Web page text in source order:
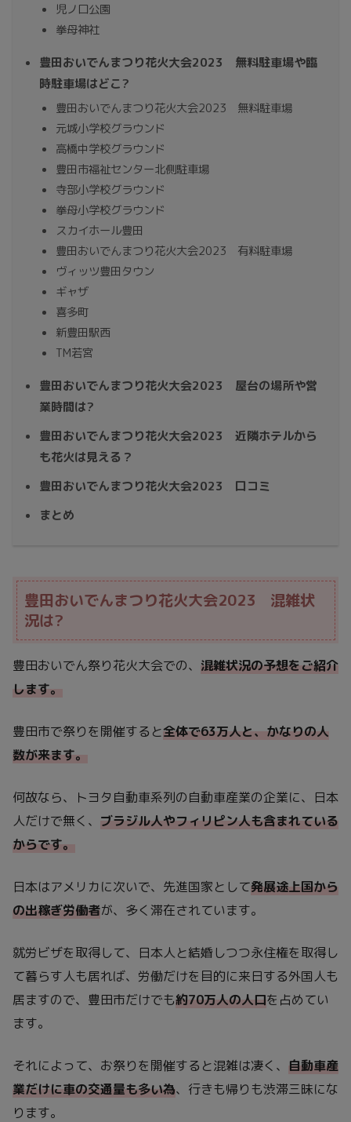
児ノ口公園
拳母神社
豊田おいでんまつり花火大会2023 無料駐車場や臨
時駐車場はどこ?
豊田おいでんまつり花火大会2023 無料駐車場
元城小学校グラウンド
高橋中学校グラウンド
豊田市福祉センター北側駐車場
寺部小学校グラウンド
拳母小学校グラウンド
スカイホール豊田
豊田おいでんまつり花火大会2023 有料駐車場
ヴィッツ豊田タウン
ギャザ
喜多町
新豊田駅西
TM若宮
豊田おいでんまつり花火大会2023 屋台の場所や営
業時間は?
豊田おいでんまつり花火大会2023 近隣ホテルから
も花火は見える？
豊田おいでんまつり花火大会2023 口コミ
まとめ
豊田おいでんまつり花火大会2023 混雑状
況は?
豊田おいでん祭り花火大会での、 混雑状況の予想をご紹介
します。
豊田市で祭りを開催すると全体で63万人と、かなりの人
数が来ます。
何故なら、トヨタ自動車系列の自動車産業の企業に、日本
人だけで無く、 ブラジル人やフィリピン人も含まれている
からです。
日本はアメリカに次いで、先進国家として発展途上国から
の出稼ぎ労働者が、多く滞在されています。
就労ビザを取得して、日本人と結婚しつつ永住権を取得し
て暮らす人も居れば、労働だけを目的に来日する外国人も
居ますので、豊田市だけでも約70万人の人口を占めてい
ます。
それによって、お祭りを開催すると混雑は凄く、 自動車産
業だけに車の交通量も多い為、行きも帰りも渋滞三昧にな
ります。